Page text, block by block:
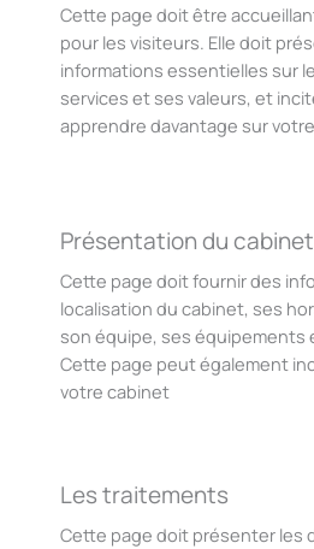
Cette page doit être
pour les visiteurs. Elle doit
informations essentielles sur
services et ses valeurs, et
apprendre davantage sur
Présentation du cabinet
Cette page doit fournir des
localisation du cabinet, ses
son équipe, ses équipements
Cette page peut également
votre cabinet
Les traitements
Cette page doit présenter les